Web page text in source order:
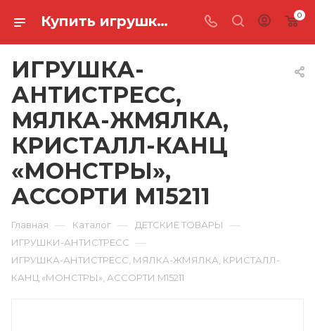
Купить игрушка-антистресс, мялка-жмялка, кристалл-канц «монстры», ассорти M15211 в Ростове-на-Дону 0
ИГРУШКА-
АНТИСТРЕСС,
МЯЛКА-ЖМЯЛКА,
КРИСТАЛЛ-КАНЦ
«МОНСТРЫ»,
АССОРТИ M15211
Главная — Каталог — ДЕТСКИЕ ТОВАРЫ —
ИГРУШКИ-АНТИСТРЕСС —
ИГРУШКА-АНТИСТРЕСС, МЯЛКА-ЖМЯЛКА, КРИСТАЛЛ-
КАНЦ «МОНСТРЫ», АССОРТИ M15211